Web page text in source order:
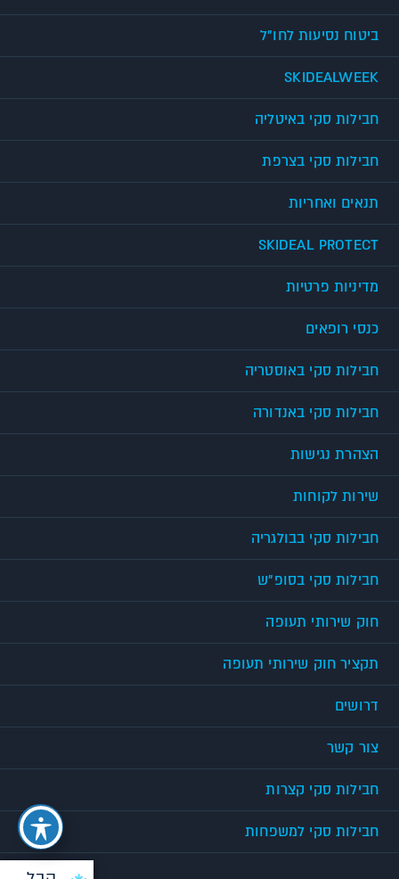
ביטוח נסיעות לחו"ל
SKIDEALWEEK
חבילות סקי באיטליה
חבילות סקי בצרפת
תנאים ואחריות
SKIDEAL PROTECT
מדיניות פרטיות
כנסי רופאים
חבילות סקי באוסטריה
חבילות סקי באנדורה
הצהרת נגישות
שירות לקוחות
חבילות סקי בבולגריה
חבילות סקי בסופ"ש
חוק שירותי תעופה
תקציר חוק שירותי תעופה
דרושים
צור קשר
חבילות סקי קצרות
חבילות סקי למשפחות